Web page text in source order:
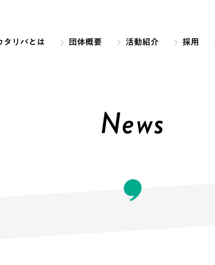
タリバとは 団体概要 活動紹介 採用
News